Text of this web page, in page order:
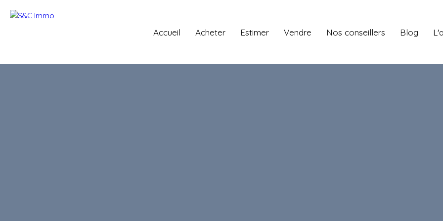
Accueil Acheter Estimer Vendre Nos conseillers Blog